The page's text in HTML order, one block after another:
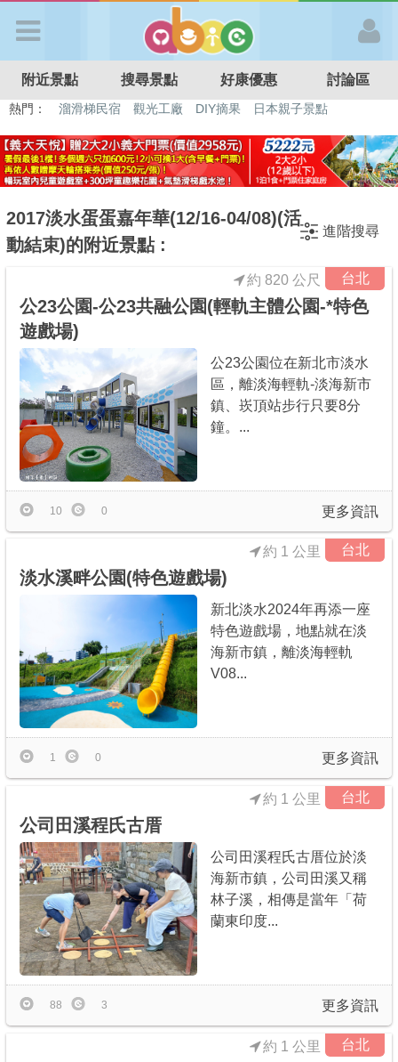
APP登入
首 頁
好康優惠
最新消息
最新留言
商家合作
推薦景點
APP下載
附近景點 搜尋景點 好康優惠 討論區
熱門： 溜滑梯民宿 觀光工廠 DIY摘果
日本親子景點
2017淡水蛋蛋嘉年華(12/16-04/08)(活
動結束)的附近景點 :
進階搜尋
台北
約 820 公尺
公23公園-公23共融公園(輕軌主體公園-*特色
遊戲場)
公23公園位在新北市淡水
區，離淡海輕軌-淡海新市
鎮、崁頂站步行只要8分
鐘。...
更多資訊
10 0
台北
約 1 公里
淡水溪畔公園(特色遊戲場)
新北淡水2024年再添一座
特色遊戲場，地點就在淡
海新市鎮，離淡海輕軌
V08...
更多資訊
1 0
台北
約 1 公里
公司田溪程氏古厝
公司田溪程氏古厝位於淡
海新市鎮，公司田溪又稱
林子溪，相傳是當年「荷
蘭東印度...
更多資訊
88 3
台北
約 1 公里